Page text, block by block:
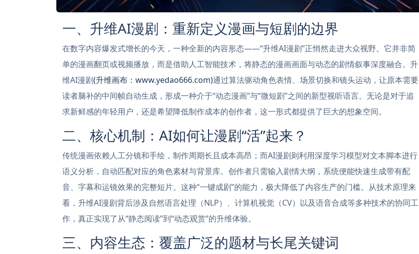
一、升维AI漫剧：重新定义漫画与短剧的边界
在数字内容爆发式增长的今天，一种全新的内容形态——“升维AI漫剧”正悄然走进大众视野。它并非简
单的漫画翻页或视频播放，而是借助人工智能技术，将静态的漫画画面与动态的剧情叙事深度融合。升
维AI漫剧(升维画布：www.yedao666.com)通过算法驱动角色表情、场景切换和镜头运动，让原本需要
读者脑补的中间帧自动生成，形成一种介于“动态漫画”与“微短剧”之间的新型视听语言。无论是对于追
求新鲜感的年轻用户，还是希望降低制作成本的创作者，这一形式都提供了巨大的想象空间。
二、核心机制：AI如何让漫剧“活”起来？
传统漫画依赖人工分镜和手绘，制作周期长且成本高昂；而AI漫剧则利用深度学习模型对文本脚本进行
语义分析，自动匹配对应的角色素材与背景库。创作者只需输入剧情大纲，系统便能快速生成带有配
音、字幕和运镜效果的完整短片。这种“一键成剧”的能力，极大降低了内容生产的门槛。从技术原理来
看，升维AI漫剧背后涉及自然语言处理（NLP）、计算机视觉（CV）以及语音合成等多种技术的协同工
作，真正实现了从“静态阅读”到“动态观赏”的升维体验。
三、内容生态：覆盖广泛的题材与长尾关键词